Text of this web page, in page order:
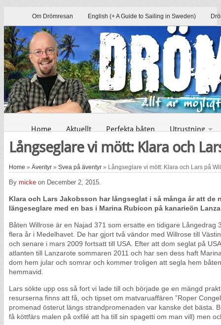
Om Drömresan English (+ A Guide to Sailing in Sweden)
Home Aktuellt Perfekta båten Utrustning
Långseglare vi mött: Klara och
Home » Äventyr » Svea på äventyr » Långseglare vi mött: Klara och Lars på
By micke on December 2, 2015.
Klara och Lars Jakobsson har långseglat i så många år att de
längeseglare med en bas i Marina Rubicon på kanarieön
Båten Willrose är en Najad 371 som ersatte en tidigare Långedrag
flera år i Medelhavet. De har gjort två vändor med Willrose till
och senare i mars 2009 fortsatt till USA. Efter att dom seglat på
atlanten till Lanzarote sommaren 2011 och har sen dess haft
dom hem jular och somrar och kommer troligen att segla hem
hemmavid.
Lars sökte upp oss så fort vi lade till och började ge en mängd
resurserna finns att få, och tipset om matvaruaffären ”Roper
promenad österut längs strandpromenaden var kanske det bästa.
få köttfärs malen på oxfilé att ha till sin spagetti om man vill) men